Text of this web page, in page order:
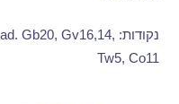
נקודות Gb20, Gv16,14,
Tw5, Co11